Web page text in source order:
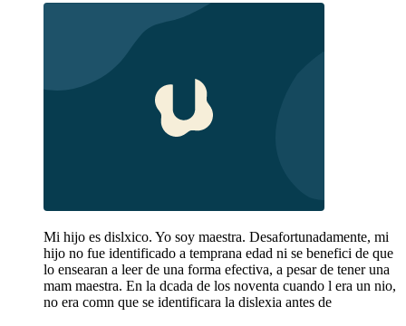
Mi hijo es dislxico. Yo soy maestra. Desafortunadamente, mi
hijo no fue identificado a temprana edad ni se benefici de que
lo ensearan a leer de una forma efectiva, a pesar de tener una
mam maestra. En la dcada de los noventa cuando l era un nio,
no era comn que se identificara la dislexia antes de